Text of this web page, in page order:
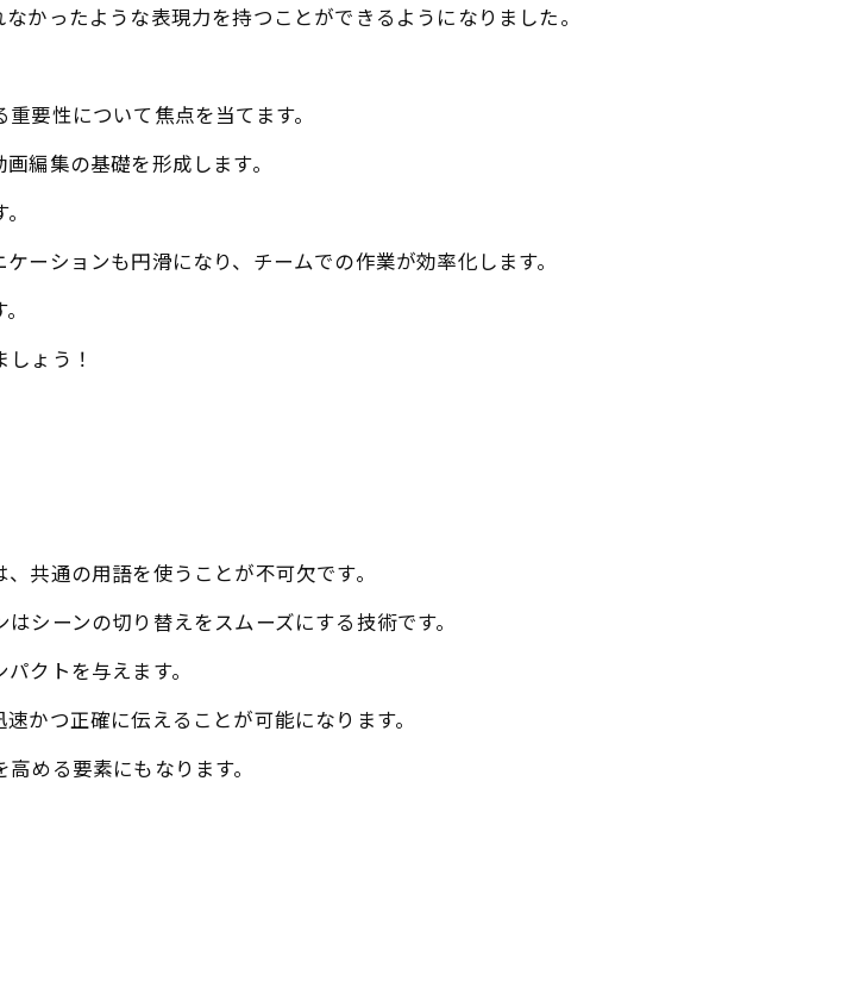
かったような表現力を持つことができるようになりました。
要性について焦点を当てます。
編集の基礎を形成します。
ーションも円滑になり、チームでの作業が効率化します。
ょう！
共通の用語を使うことが不可欠です。
シーンの切り替えをスムーズにする技術です。
クトを与えます。
かつ正確に伝えることが可能になります。
める要素にもなります。